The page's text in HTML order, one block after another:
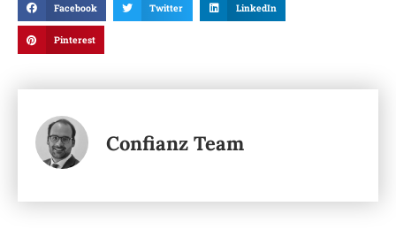
Facebook Twitter LinkedIn
Pinterest
Confianz Team